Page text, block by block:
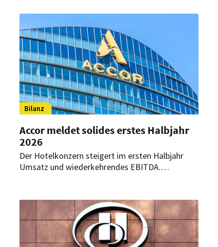
Bilanz
Accor meldet solides erstes Halbjahr
2026
Der Hotelkonzern steigert im ersten Halbjahr
Umsatz und wiederkehrendes EBITDA.
Jahresverlauf zeigt sich das Unternehmen
zuversichtlich.